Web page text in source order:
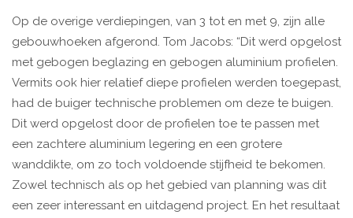
Op de overige verdiepingen, van 3 tot en met 9, zijn alle
gebouwhoeken afgerond. Tom Jacobs: “Dit werd opgelost
met gebogen beglazing en gebogen aluminium profielen.
Vermits ook hier relatief diepe profielen werden toegepast,
had de buiger technische problemen om deze te buigen.
Dit werd opgelost door de profielen toe te passen met
een zachtere aluminium legering en een grotere
wanddikte, om zo toch voldoende stijfheid te bekomen.
Zowel technisch als op het gebied van planning was dit
een zeer interessant en uitdagend project. En het resultaat